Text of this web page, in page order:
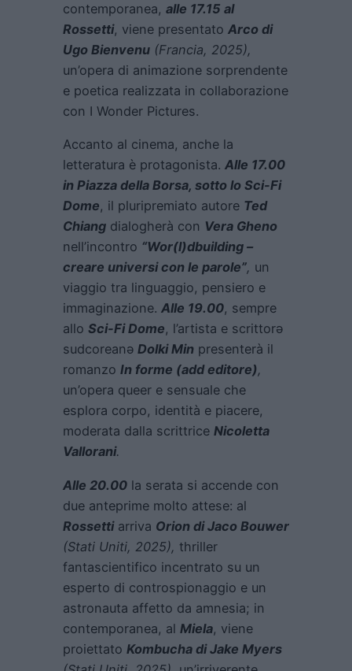
contemporanea, alle 17.15 al
Rossetti, viene presentato Arco di
Ugo Bienvenu (Francia, 2025),
un’opera di animazione sorprendente
e poetica realizzata in collaborazione
con I Wonder Pictures.
Accanto al cinema, anche la
letteratura è protagonista. Alle 17.00
in Piazza della Borsa, sotto lo Sci-Fi
Dome, il pluripremiato autore Ted
Chiang dialogherà con Vera Gheno
nell’incontro “Wor(l)dbuilding –
creare universi con le parole”, un
viaggio tra linguaggio, pensiero e
immaginazione. Alle 19.00, sempre
allo Sci-Fi Dome, l’artista e scrittorə
sudcoreanə Dolki Min presenterà il
romanzo In forme (add editore),
un’opera queer e sensuale che
esplora corpo, identità e piacere,
moderata dalla scrittrice Nicoletta
Vallorani.
Alle 20.00 la serata si accende con
due anteprime molto attese: al
Rossettiarriva Orion di Jaco Bouwer
(Stati Uniti, 2025), thriller
fantascientifico incentrato su un
esperto di controspionaggio e un
astronauta affetto da amnesia; in
contemporanea, al Miela, viene
proiettato Kombucha di Jake Myers